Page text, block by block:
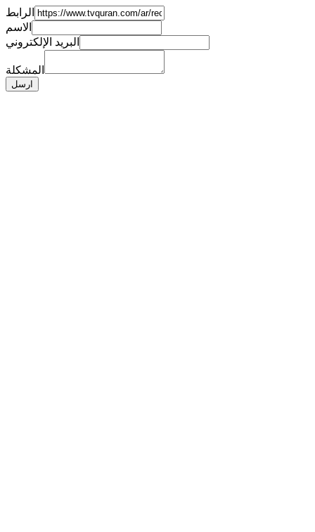
الرابط
الاسم
البريد الإلكتروني
المشكلة
ارسل